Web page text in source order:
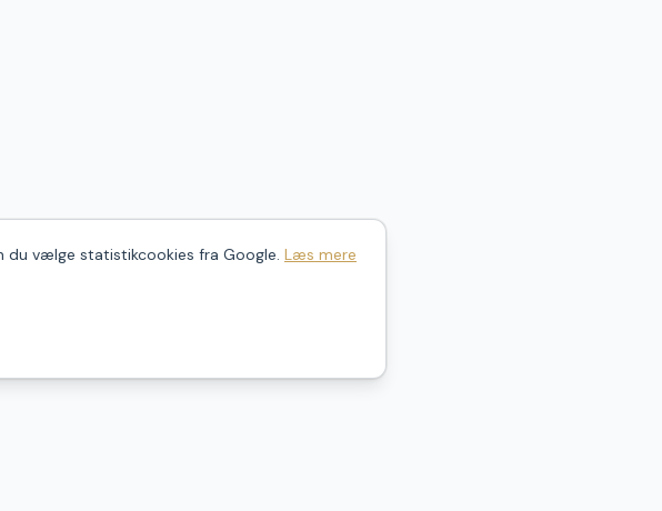
du vælge statistikcookies fra Google. Læs mere